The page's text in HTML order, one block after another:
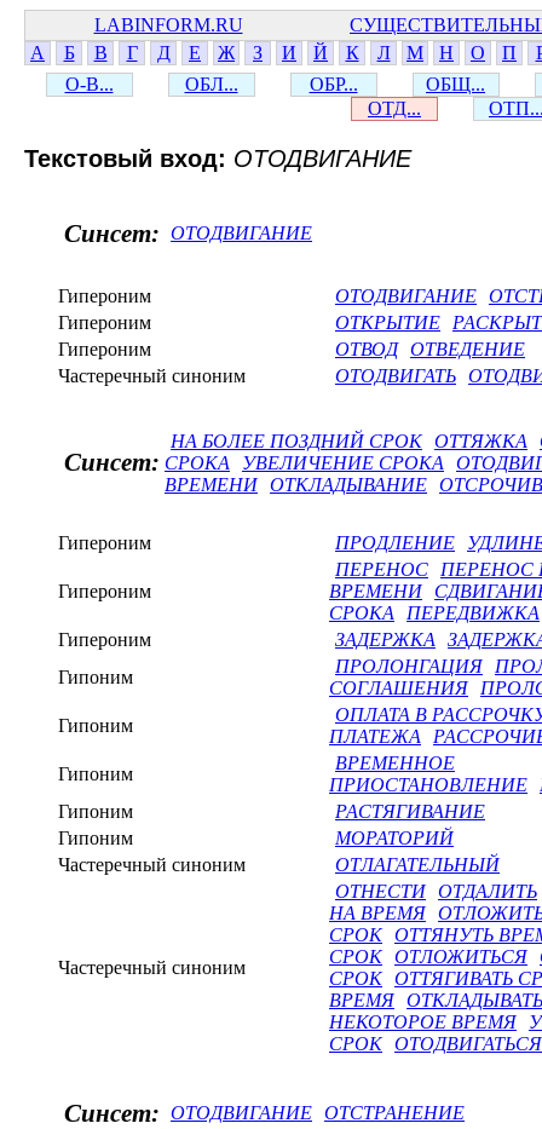
LABINFORM.RU
А
Б В Г Д Е Ж З И Й К Л М Н О П
О-В...
ОБЛ... ОБР...
ОБЩ...
ОТД...
Текстовый вход: ОТОДВИГАНИЕ
Синсет: ОТОДВИГАНИЕ
Гипероним ОТОДВИГАНИЕ
Гипероним
ОТКРЫТИЕ
Гипероним
ОТВОД ОТВЕДЕНИЕ
Частеречный синоним
ОТОДВИГАТЬ
Синсет:
НА БОЛЕЕ ПОЗДНИЙ СРОК ОТТЯЖКА
СРОКА
УВЕЛИЧЕНИЕ СРОКА
ВРЕМЕНИ ОТКЛАДЫВАНИЕ
Гипероним ПРОДЛЕНИЕ
Гипероним
ПЕРЕНОС
ПЕРЕНОС
ВРЕМЕНИ
СРОКА
ПЕРЕДВИЖКА
Гипероним
ЗАДЕРЖКА
Гипоним
ПРОЛОНГАЦИЯ
СОГЛАШЕНИЯ
Гипоним
ОПЛАТА В
ПЛАТЕЖА
Гипоним
ВРЕМЕННОЕ
ПРИОСТАНОВЛЕНИЕ
Гипоним
РАСТЯГИВАНИЕ
Гипоним
МОРАТОРИЙ
Частеречный синоним
ОТЛАГАТЕЛЬНЫЙ
Частеречный синоним
ОТНЕСТИ ОТДАЛИТЬ
НА ВРЕМЯ
СРОК ОТТЯНУТЬ
СРОК ОТЛОЖИТЬСЯ
СРОК ОТТЯГИВАТЬ
ВРЕМЯ ОТКЛАДЫВАТЬ
НЕКОТОРОЕ ВРЕМЯ
СРОК ОТОДВИГАТЬСЯ
Синсет: ОТОДВИГАНИЕ ОТСТРАНЕНИЕ